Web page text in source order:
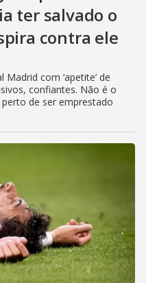
ter salvado o
contra ele
com ‘apetite’ de
confiantes. Não é o
de ser emprestado